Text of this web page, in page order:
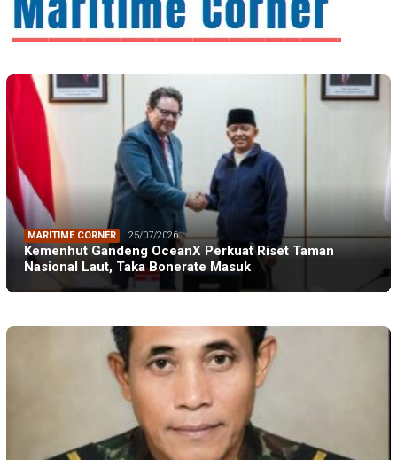
MARITIME CORNER 25/07/2026
Kemenhut Gandeng OceanX Perkuat Riset Taman
Nasional Laut, Taka Bonerate Masuk